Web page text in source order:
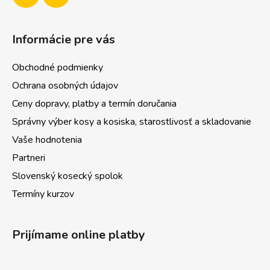
Informácie pre vás
Obchodné podmienky
Ochrana osobných údajov
Ceny dopravy, platby a termín doručania
Správny výber kosy a kosiska, starostlivosť a skladovanie
Vaše hodnotenia
Partneri
Slovenský kosecký spolok
Termíny kurzov
Prijímame online platby